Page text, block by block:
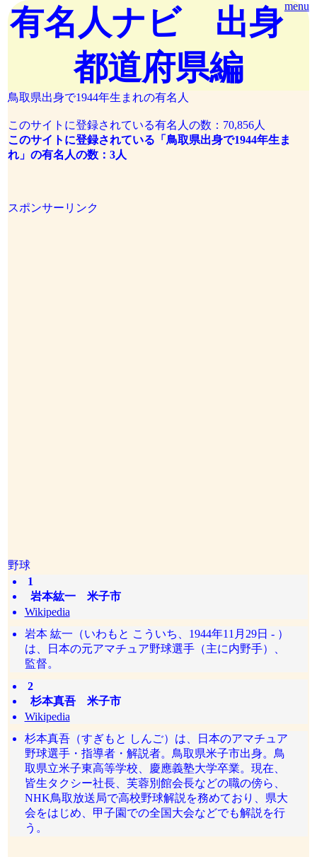
menu
有名人ナビ 出身
都道府県編
鳥取県出身で1944年生まれの有名人
このサイトに登録されている有名人の数：70,856人
このサイトに登録されている「鳥取県出身で1944年生ま
れ」の有名人の数：3人
スポンサーリンク
野球
1
岩本紘一 米子市
Wikipedia
岩本 紘一（いわもと こういち、1944年11月29日 - ）
は、日本の元アマチュア野球選手（主に内野手）、
監督。
2
杉本真吾 米子市
Wikipedia
杉本真吾（すぎもと しんご）は、日本のアマチュア
野球選手・指導者・解説者。鳥取県米子市出身。鳥
取県立米子東高等学校、慶應義塾大学卒業。現在、
皆生タクシー社長、芙蓉別館会長などの職の傍ら、
NHK鳥取放送局で高校野球解説を務めており、県大
会をはじめ、甲子園での全国大会などでも解説を行
う。